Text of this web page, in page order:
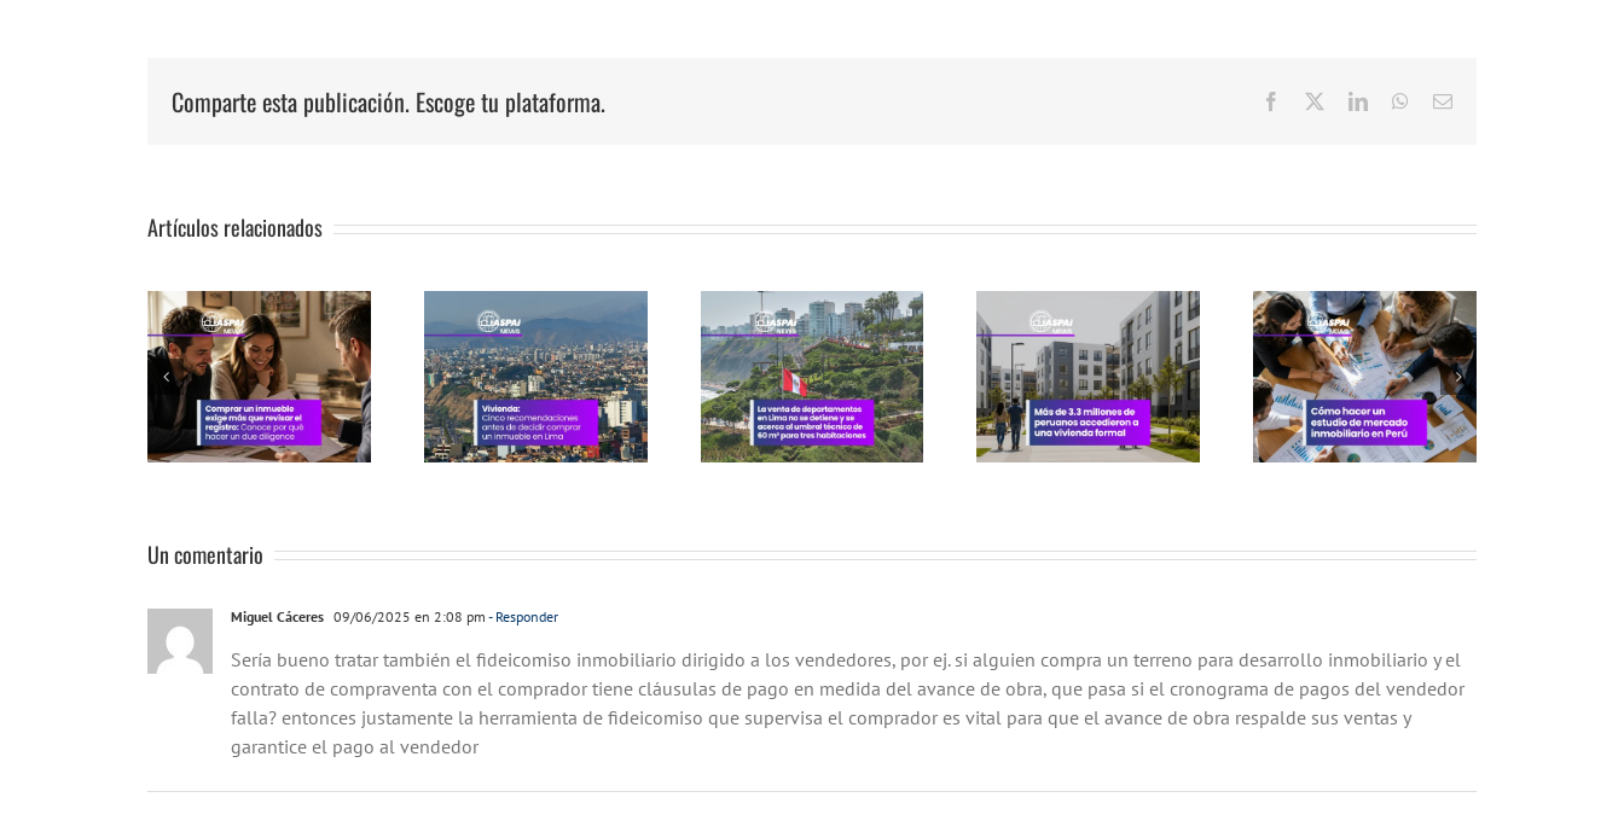
Comparte esta publicación. Escoge tu plataforma. Facebook LinkedInWhatsApp
Correo
Artículos relacionados
Vivienda: Cinco
recomendaciones
antes de decidir
comprar un
inmueble en Lima
departamentos en
Lima no se detiene
y se acerca al
umbral técnico de
60 m² para tres
Más de 3.3 millones
de peruanos
accedieron a una
vivienda formal
Cómo hacer un
estudio de mercado
inmobiliario en
Perú
Un comentario
Miguel Cáceres 09/06/2025 en 2:08 pm - Responder
Sería bueno tratar también el fideicomiso inmobiliario dirigido a los vendedores, por ej. si alguien compra un terreno para desarrollo inmobiliario y el
contrato de compraventa con el comprador tiene cláusulas de pago en medida del avance de obra, que pasa si el cronograma de pagos del vendedor
falla? entonces justamente la herramienta de fideicomiso que supervisa el comprador es vital para que el avance de obra respalde sus ventas y
garantice el pago al vendedor